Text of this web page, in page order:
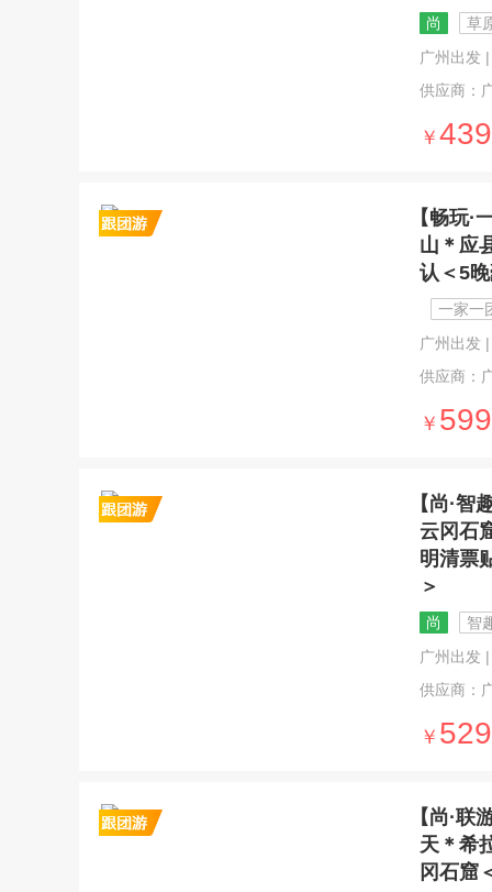
尚
草
广州出发
供应商：
￥
【畅玩
山＊应
认＜5
一家一
广州出发
供应商：
￥
【尚·
云冈石
明清票
＞
尚
智
广州出发
供应商：
￥
【尚·
天＊希
冈石窟